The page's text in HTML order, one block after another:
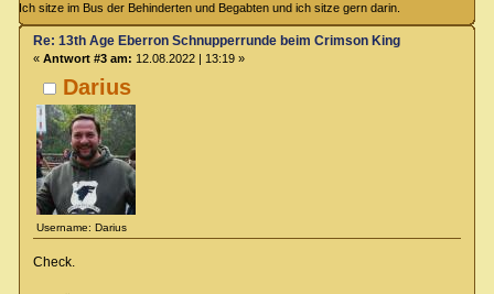
Ich sitze im Bus der Behinderten und Begabten und ich sitze gern darin.
Darius
Username: Darius
Re: 13th Age Eberron Schnupperrunde beim Crimson King
« Antwort #3 am: 12.08.2022 | 13:19 »
Check.